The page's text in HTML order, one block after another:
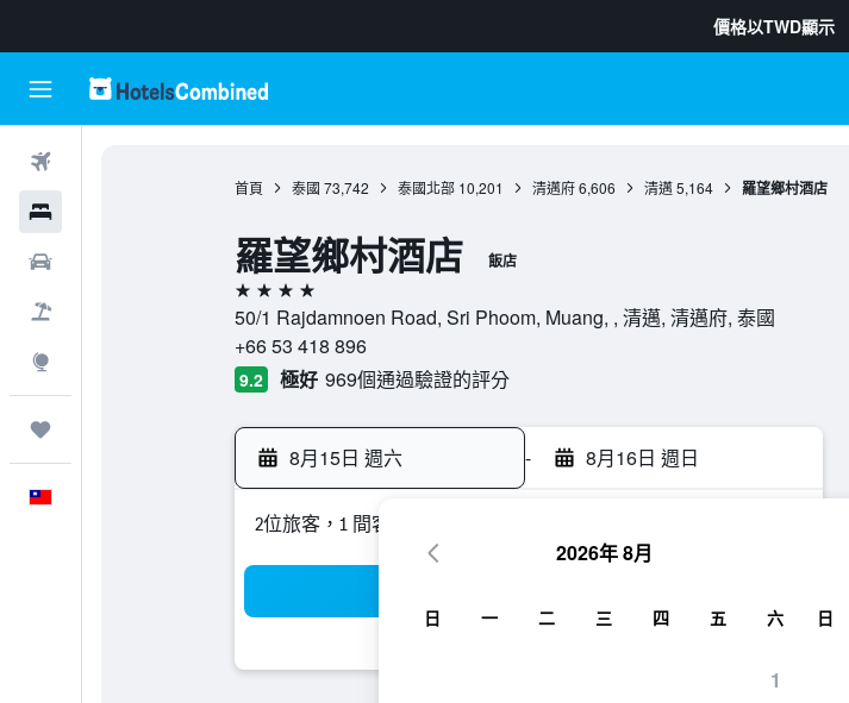
價格以TWD顯示
首頁 泰國 73,742 泰國北部 10,201 清邁府 6,606 清邁 5,164 羅望鄉村酒店
羅望鄉村酒店 飯店
4星級
50/1 Rajdamnoen Road, Sri Phoom, Muang, , 清邁, 清邁府, 泰國
+66 53 418 896
9.2 極好 969個通過驗證的評分
8月15日 週六 - 8月16日 週日
2位旅客，1 間客房
2026年 8月
日 一 二 三 四 五 六
1
日